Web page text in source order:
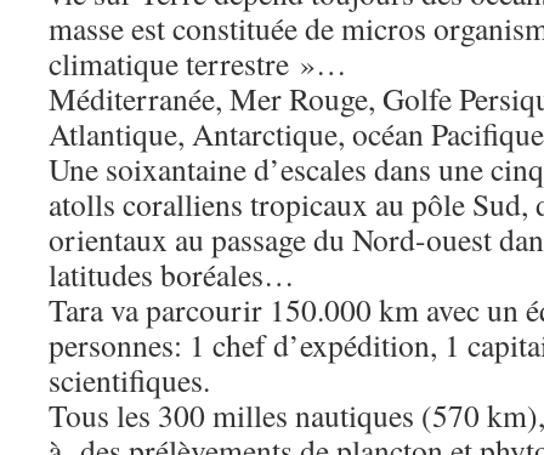
masse est constituée de micros
climatique terrestre »…
Méditerranée, Mer Rouge, Golfe
Atlantique, Antarctique, océan
Une soixantaine d’escales dans une
atolls coralliens tropicaux au pôle Sud,
orientaux au passage du Nord-ouest
latitudes boréales…
Tara va parcourir 150.000 km avec un
personnes: 1 chef d’expédition, 1
scientifiques.
Tous les 300 milles nautiques (570